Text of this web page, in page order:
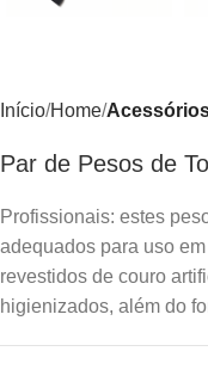
Início Home
Par de Pesos de
Profissionais: estes
adequados para uso
revestidos de couro
higienizados, além do